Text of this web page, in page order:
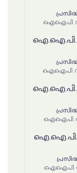
ഐ.ഐ.പി.
ഐ.ഐ.പി.
ഐ.ഐ.പി.
ഐ.ഐ.പി.